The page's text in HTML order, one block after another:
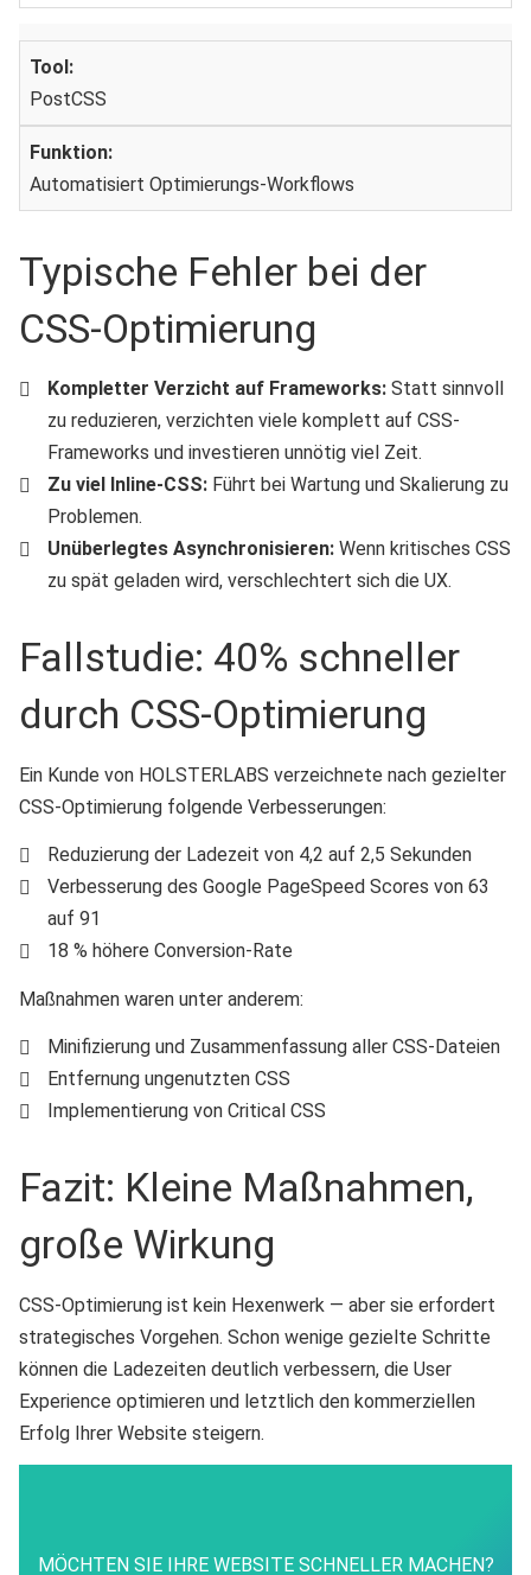
PostCSS
Automatisiert Optimierungs-Workflows
Typische Fehler bei der
CSS-Optimierung
Kompletter Verzicht auf Frameworks: Statt sinnvoll
zu reduzieren, verzichten viele komplett auf CSS-
Frameworks und investieren unnötig viel Zeit.
Zu viel Inline-CSS: Führt bei Wartung und Skalierung zu
Problemen.
Unüberlegtes Asynchronisieren: Wenn kritisches CSS
zu spät geladen wird, verschlechtert sich die UX.
Fallstudie: 40% schneller
durch CSS-Optimierung
Ein Kunde von HOLSTERLABS verzeichnete nach gezielter
CSS-Optimierung folgende Verbesserungen:
Reduzierung der Ladezeit von 4,2 auf 2,5 Sekunden
Verbesserung des Google PageSpeed Scores von 63
auf 91
18 % höhere Conversion-Rate
Maßnahmen waren unter anderem:
Minifizierung und Zusammenfassung aller CSS-Dateien
Entfernung ungenutzten CSS
Implementierung von Critical CSS
Fazit: Kleine Maßnahmen,
große Wirkung
CSS-Optimierung ist kein Hexenwerk — aber sie erfordert
strategisches Vorgehen. Schon wenige gezielte Schritte
können die Ladezeiten deutlich verbessern, die User
Experience optimieren und letztlich den kommerziellen
Erfolg Ihrer Website steigern.
MÖCHTEN SIE IHRE WEBSITE SCHNELLER MACHEN?